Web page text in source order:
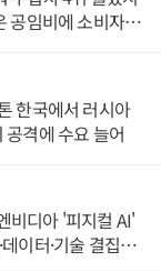
공임비에 소비자
한국에서 러시아
격에 수요 늘어
비디아 '피지컬 AI'
이터·기술 결집